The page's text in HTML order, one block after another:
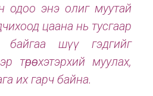
одоо энэ олиг муутай
цаана нь тусгаар
байгаа шүү гэдгийг
төрөө хэтэрхий муулах,
их гарч байна.